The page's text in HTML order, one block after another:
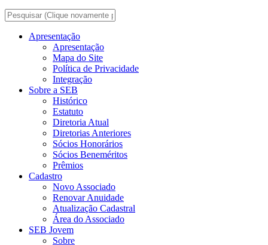
Apresentação
Apresentação
Mapa do Site
Política de Privacidade
Integração
Sobre a SEB
Histórico
Estatuto
Diretoria Atual
Diretorias Anteriores
Sócios Honorários
Sócios Beneméritos
Prêmios
Cadastro
Novo Associado
Renovar Anuidade
Atualização Cadastral
Área do Associado
SEB Jovem
Sobre